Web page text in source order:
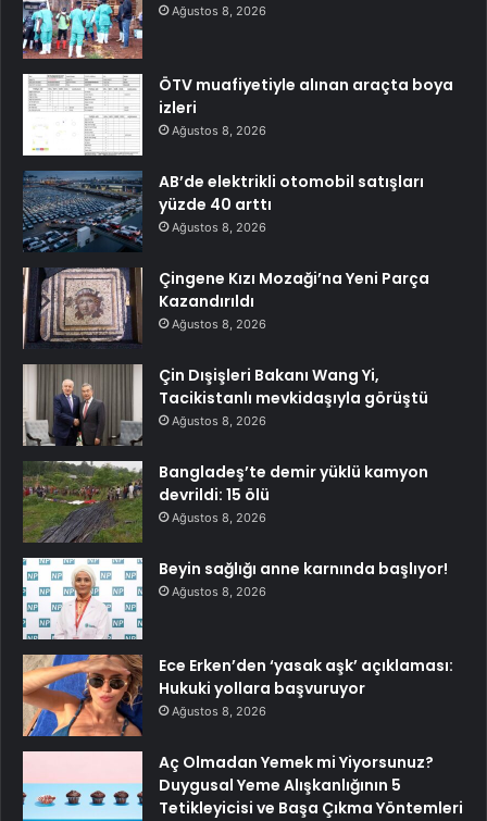
Ağustos 8, 2026
ÖTV muafiyetiyle alınan araçta boya
izleri
Ağustos 8, 2026
AB’de elektrikli otomobil satışları
yüzde 40 arttı
Ağustos 8, 2026
Çingene Kızı Mozaği’na Yeni Parça
Kazandırıldı
Ağustos 8, 2026
Çin Dışişleri Bakanı Wang Yi,
Tacikistanlı mevkidaşıyla görüştü
Ağustos 8, 2026
Bangladeş’te demir yüklü kamyon
devrildi: 15 ölü
Ağustos 8, 2026
Beyin sağlığı anne karnında başlıyor!
Ağustos 8, 2026
Ece Erken’den ‘yasak aşk’ açıklaması:
Hukuki yollara başvuruyor
Ağustos 8, 2026
Aç Olmadan Yemek mi Yiyorsunuz?
Duygusal Yeme Alışkanlığının 5
Tetikleyicisi ve Başa Çıkma Yöntemleri